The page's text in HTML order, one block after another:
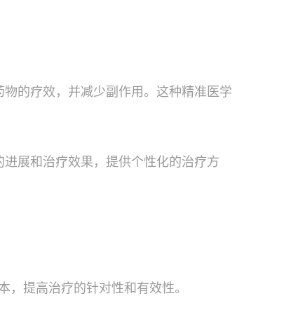
的疗效，并减少副作用。这种精准医学
展和治疗效果，提供个性化的治疗方
提高治疗的针对性和有效性。